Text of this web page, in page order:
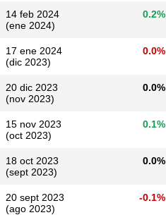
14 feb 2024
(ene 2024)
0.2%
17 ene 2024
(dic 2023)
0.0%
20 dic 2023
(nov 2023)
0.0%
15 nov 2023
(oct 2023)
0.1%
18 oct 2023
(sept 2023)
0.0%
20 sept 2023
(ago 2023)
-0.1%